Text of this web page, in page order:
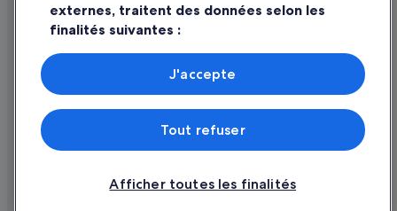
Documents de voyage internationaux
Parmi les moyens de paiement acceptés sur expedia.fr figurent :
American Express, Diner’s Club International, Mastercard, Visa, Visa
Electron, CartaSi, Carte Bleue, PayPal et Eurocard.
© 2026 Expedia, Inc., une entreprise d’Expedia Group. Tous droits
réservés. Expedia et le logo Expedia sont des marques déposées ou des
externes, traitent des données selon les
finalités suivantes :
Utiliser des données de géolocalisation précises. Analyser
activement les caractéristiques de l’appareil pour
l’identification. Stocker et/ou accéder à des informations
mesure de performance des publicités et du contenu,
études d’audience et développement de services.
Liste de nos partenaires (fournisseurs)
Afficher toutes les finalités
Tout refuser
J'accepte